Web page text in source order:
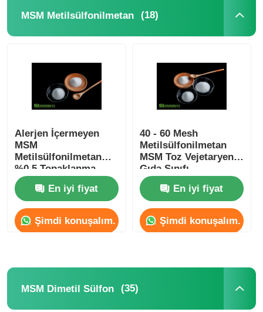
MSM Metilsülfonilmetan (18)
Alerjen İçermeyen
MSM
Metilsülfonilmetan
%0,5 Topaklanma
Önleyici Işınlamasız
En iyi fiyat
Şimdi konuşalım.
40 - 60 Mesh
Metilsülfonilmetan
MSM Toz Vejetaryen
Gıda Sınıfı
En iyi fiyat
Şimdi konuşalım.
MSM Dimetil Sülfon (35)